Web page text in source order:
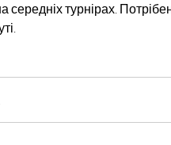
середніх турнірах.